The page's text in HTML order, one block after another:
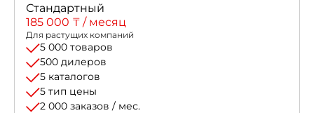
Стандартный
185 000 ₸ / месяц
Для растущих компаний
5 000 товаров
500 дилеров
5 каталогов
5 тип цены
2 000 заказов / мес.